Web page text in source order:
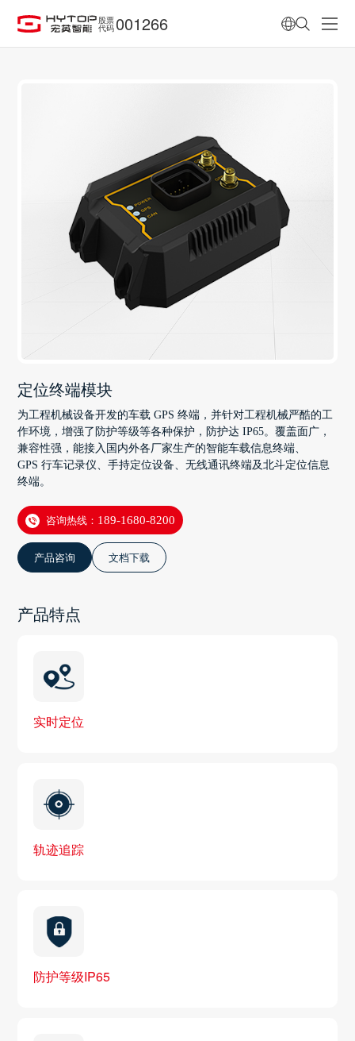
股票
代码 001266
定位终端模块
为工程机械设备开发的车载 GPS 终端，并针对工程机械严酷的工
作环境，增强了防护等级等各种保护，防护达 IP65。覆盖面广，
兼容性强，能接入国内外各厂家生产的智能车载信息终端、
GPS 行车记录仪、手持定位设备、无线通讯终端及北斗定位信息
终端。
咨询热线： 189-1680-8200
产品咨询 文档下载
产品特点
实时定位
轨迹追踪
防护等级IP65